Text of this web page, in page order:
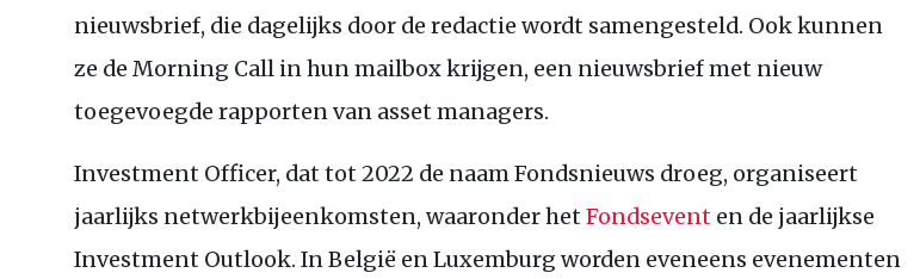
nieuwsbrief, die dagelijks door de redactie wordt samengesteld. Ook kunnen
ze de Morning Call in hun mailbox krijgen, een nieuwsbrief met nieuw
toegevoegde rapporten van asset managers.
Investment Officer, dat tot 2022 de naam Fondsnieuws droeg, organiseert
jaarlijks netwerkbijeenkomsten, waaronder het Fondsevent en de jaarlijkse
Investment Outlook. In België en Luxemburg worden eveneens evenementen